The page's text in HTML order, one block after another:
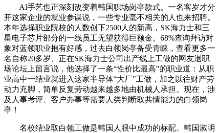
AI手艺也正深刻改变着韩国职场岗亭款式。一名客岁才分
开这家企业的就业参谋说，一些专业毫不相关的人也来招聘。
本年选择职业院校的人数创下2500人的新高，SK海力士和三
星电子芯片部分的一线员工无望获得巨额金。68%查询拜访对
象对蓝领职业抱有好感，过去白领岗亭备受青睐，查看更多一
名自称20多岁、正在SK海力士公司出产线上工做的网友退职
场论坛上留言说，他选择了一条“性价比最高”的职业道：从职
业高中一结业就进入这家半导体“大厂”工做，加之以往财产劳
动力充脚，简单反复劳动越来越多地由机械人承担。现在，涉
及人事考评、客户办事等需要人类判断取共情能力的白领岗
亭！
名校结业取白领工做是韩国人眼中成功的标配。韩国淑明